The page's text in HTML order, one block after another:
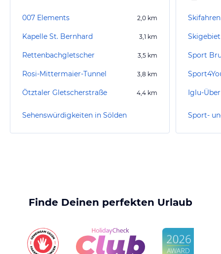
007 Elements 2,0 km
Kapelle St. Bernhard 3,1 km
Rettenbachgletscher 3,5 km
Rosi-Mittermaier-Tunnel 3,8 km
Ötztaler Gletscherstraße 4,4 km
Sehenswürdigkeiten in Sölden
Iglu-
Sport-
Finde Deinen perfekten Urlaub